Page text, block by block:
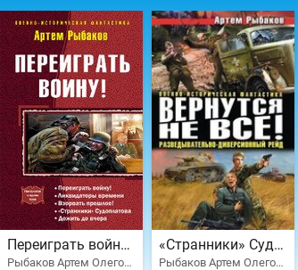
Переиграть войну! Пенталогия
Рыбаков Артем Олегович
«Странники» Судоплатова. «Попаданцы» идут на прорыв; Дожить до вчера. Рейд «попаданцев»
Рыбаков Артем Олегович